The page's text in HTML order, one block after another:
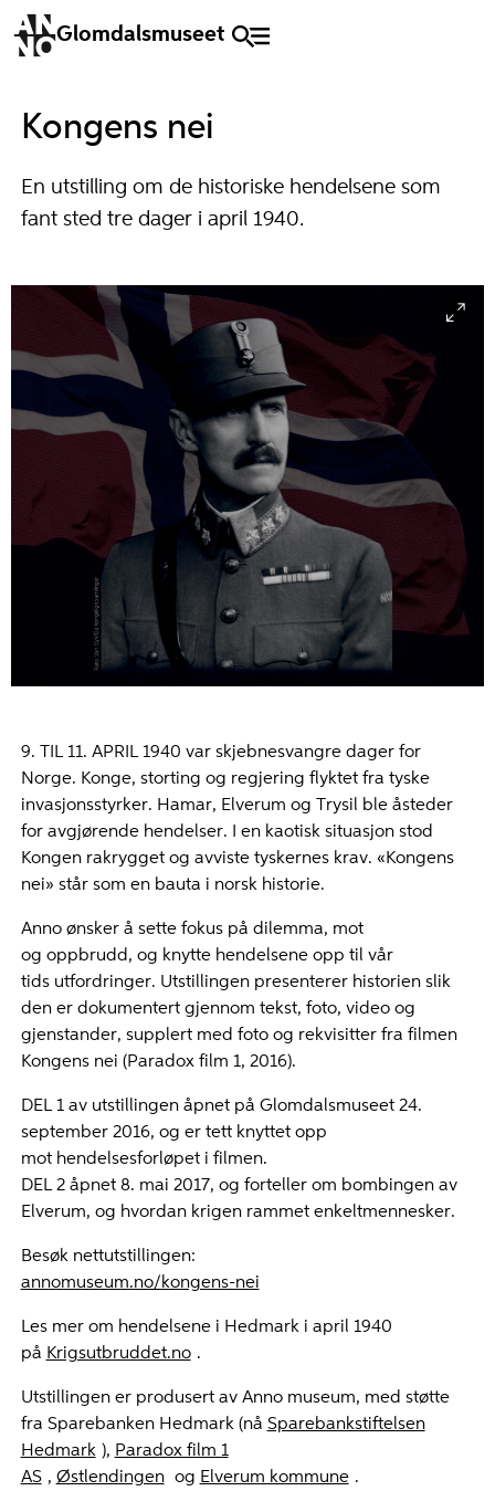
Glomdalsmuseet
Kongens nei
En utstilling om de historiske hendelsene som
fant sted tre dager i april 1940.
9. TIL 11. APRIL 1940 var skjebnesvangre dager for
Norge. Konge, storting og regjering flyktet fra tyske
invasjonsstyrker. Hamar, Elverum og Trysil ble åsteder
for avgjørende hendelser. I en kaotisk situasjon stod
Kongen rakrygget og avviste tyskernes krav. «Kongens
nei» står som en bauta i norsk historie.
Anno ønsker å sette fokus på dilemma, mot
og oppbrudd, og knytte hendelsene opp til vår
tids utfordringer. Utstillingen presenterer historien slik
den er dokumentert gjennom tekst, foto, video og
gjenstander, supplert med foto og rekvisitter fra filmen
Kongens nei (Paradox film 1, 2016).
DEL 1 av utstillingen åpnet på Glomdalsmuseet 24.
september 2016, og er tett knyttet opp
mot hendelsesforløpet i filmen.
DEL 2 åpnet 8. mai 2017, og forteller om bombingen av
Elverum, og hvordan krigen rammet enkeltmennesker.
Besøk nettutstillingen:
annomuseum.no/kongens-nei
Les mer om hendelsene i Hedmark i april 1940
på Krigsutbruddet.no .
Utstillingen er produsert av Anno museum, med støtte
fra Sparebanken Hedmark (nå Sparebankstiftelsen
Hedmark ), Paradox film 1
AS , Østlendingen og Elverum kommune .